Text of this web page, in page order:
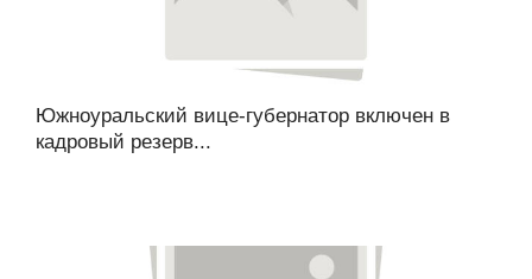
Южноуральский вице-губернатор включен в
кадровый резерв...